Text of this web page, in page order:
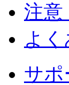
注意
よ
サ